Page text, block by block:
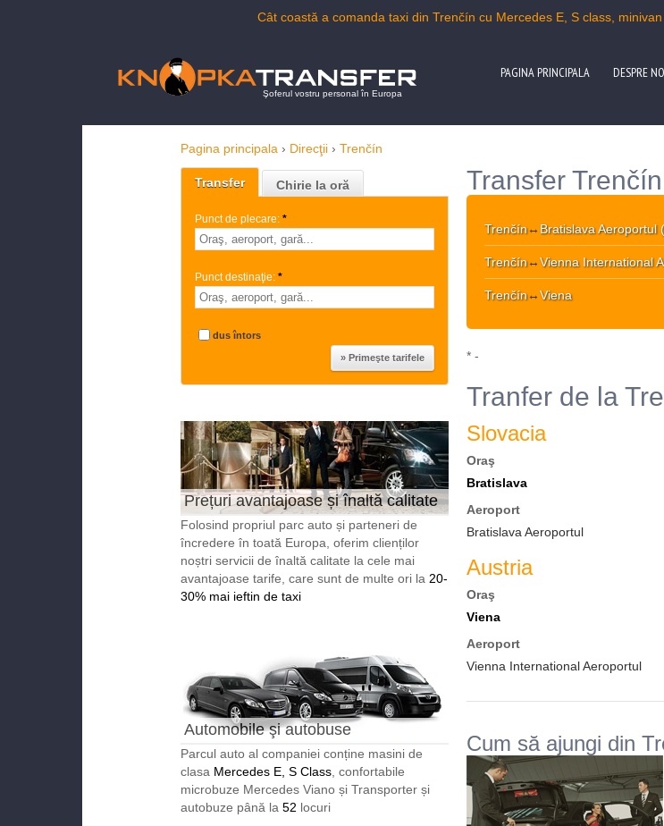
Cât coastă a comanda taxi din Trenčín cu Mercedes E, S class,
Şoferul vostru personal în Europa
PAGINA PRINCIPALA DESPRE
Pagina principala › Direcţii › Trenčín
Transfer Chirie la oră
Punct de plecare: *
Punct destinaţie: *
dus întors
Prețuri avantajoase și înaltă calitate
Folosind propriul parc auto și parteneri de
încredere în toată Europa, oferim clienților
noștri servicii de înaltă calitate la cele mai
avantajoase tarife, care sunt de multe ori la 20-
30% mai ieftin de taxi
Automobile şi autobuse
reprezentabile
Parcul auto al companiei conține masini de
clasa Mercedes E, S Class , confortabile
microbuze Mercedes Viano și Transporter și
autobuze până la 52 locuri
Transfer
Trenčín↔ Bratislava Aeroportul
Trenčín↔Vienna International
Trenčín↔Viena
* -
Tranfer de la
Slovacia
Oraş
Bratislava
Aeroport
Bratislava Aeroportul
Austria
Oraş
Viena
Aeroport
Vienna International Aeroportul
Cum să ajungi din